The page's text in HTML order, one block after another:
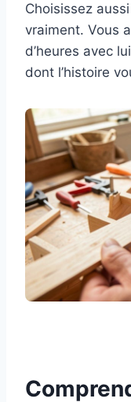
Choisissez
vraiment. Vous
d’heures avec
dont l’histoire